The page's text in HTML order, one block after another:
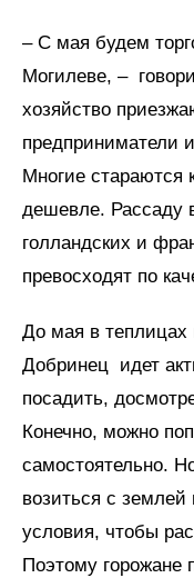
– С мая будем
Могилеве, –
хозяйство
предприниматели
Многие стараются
дешевле. Рассаду
голландских и
превосходят по
До мая в теплицах
Добринец идет
посадить,
Конечно, можно
самостоятельно.
возиться с
условия, чтобы
Поэтому горожане